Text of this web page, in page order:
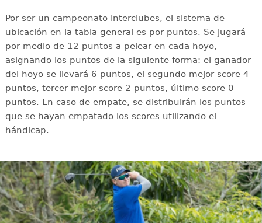
Por ser un campeonato Interclubes, el sistema de
ubicación en la tabla general es por puntos. Se jugará
por medio de 12 puntos a pelear en cada hoyo,
asignando los puntos de la siguiente forma: el ganador
del hoyo se llevará 6 puntos, el segundo mejor score 4
puntos, tercer mejor score 2 puntos, último score 0
puntos. En caso de empate, se distribuirán los puntos
que se hayan empatado los scores utilizando el
hándicap.